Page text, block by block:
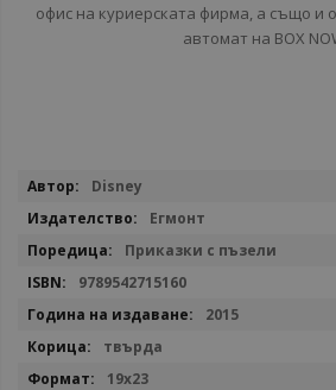
офис на куриерската фирма, а също и
автомат на BOX
Повече
Disney
Егмонт
Приказки с пъзели
9789542715160
2015
твърда
19х23